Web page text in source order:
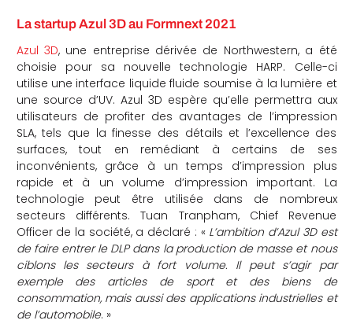
La startup Azul 3D au Formnext 2021
Azul 3D, une entreprise dérivée de Northwestern, a été
choisie pour sa nouvelle technologie HARP. Celle-ci
utilise une interface liquide fluide soumise à la lumière et
une source d’UV. Azul 3D espère qu’elle permettra aux
utilisateurs de profiter des avantages de l’impression
SLA, tels que la finesse des détails et l’excellence des
surfaces, tout en remédiant à certains de ses
inconvénients, grâce à un temps d’impression plus
rapide et à un volume d’impression important. La
technologie peut être utilisée dans de nombreux
secteurs différents. Tuan Tranpham, Chief Revenue
Officer de la société, a déclaré : « L’ambition d’Azul 3D est
de faire entrer le DLP dans la production de masse et nous
ciblons les secteurs à fort volume. Il peut s’agir par
exemple des articles de sport et des biens de
consommation, mais aussi des applications industrielles et
de l’automobile. »